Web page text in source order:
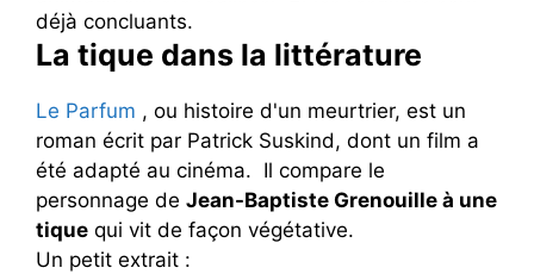
déjà concluants.
La tique dans la littérature
Le Parfum , ou histoire d'un meurtrier, est un
roman écrit par Patrick Suskind, dont un film a
été adapté au cinéma. Il compare le
personnage de Jean-Baptiste Grenouille à une
tique qui vit de façon végétative.
Un petit extrait :